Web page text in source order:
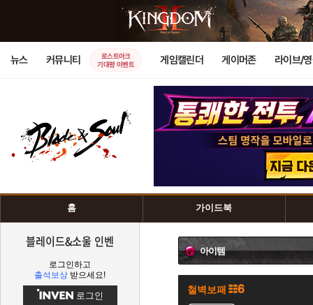
뉴스 커뮤니티
로스트아크
기대평 이벤트
게임캘린더 게이머존 라이브/
홈 가이드북
블레이드&소울 인벤
로그인하고
출석보상 받으세요!
로그인
아이템
철벽보패